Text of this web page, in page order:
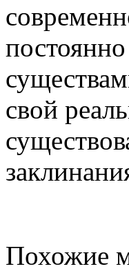
свой
Похожие